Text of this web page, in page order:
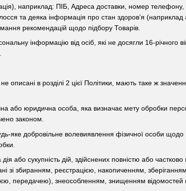
наприклад: ПІБ, Адреса доставки, номер
та деяка інформація про стан здоров’я (наприклад
рекомендацій щодо підбору Товарів.
інформацію від осіб, які не досягли 16-річного
описані в розділі 2 цієї Політики, мають таке ж
або юридична особа, яка визначає мету обробки
законом.
яке добровільне волевиявлення фізичної особи
або сукупність дій, здійснених повністю або
зі збиранням, реєстрацією, накопиченням,
передачею), знеособленням, знищенням відомостей